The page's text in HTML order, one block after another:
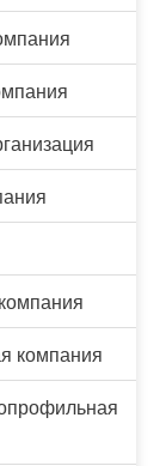
компания